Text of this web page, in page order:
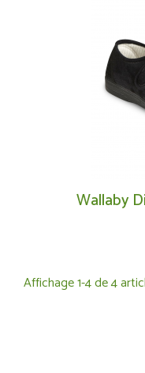
Wallaby
Affichage 1-4 de 4